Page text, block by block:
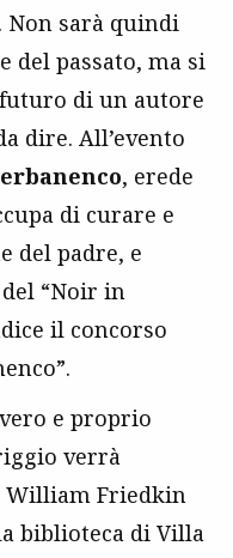
. Non sarà quindi
del passato, ma si
di un autore
dire. All’evento
, erede
di curare e
del padre, e
“Noir in
il concorso
e proprio
verrà
Friedkin
biblioteca di Villa